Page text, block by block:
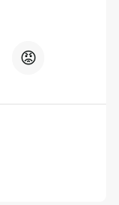
😡